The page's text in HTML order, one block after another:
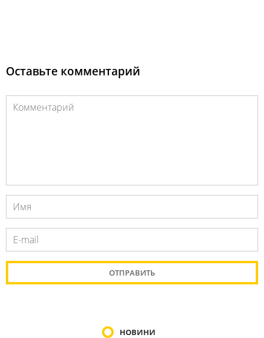
Оставьте комментарий
НОВИНИ